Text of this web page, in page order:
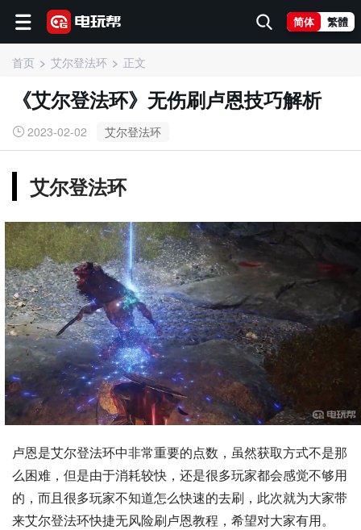
简体 繁體
首页 艾尔登法环 正文
《艾尔登法环》无伤刷卢恩技巧解析
2023-02-02 艾尔登法环
艾尔登法环
卢恩是艾尔登法环中非常重要的点数，虽然获取方式不是那
么困难，但是由于消耗较快，还是很多玩家都会感觉不够用
的，而且很多玩家不知道怎么快速的去刷，此次就为大家带
来艾尔登法环快捷无风险刷卢恩教程，希望对大家有用。